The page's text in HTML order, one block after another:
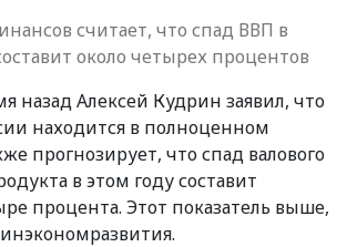
считает, что спад ВВП в
около четырех процентов
назад Алексей Кудрин заявил, что
находится в полноценном
прогнозирует, что спад валового
в этом году составит
процента. Этот показатель выше,